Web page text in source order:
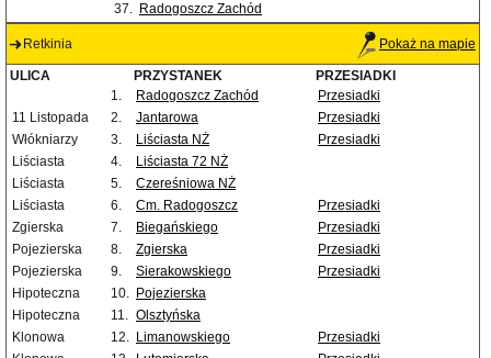
37. Radogoszcz Zachód
Retkinia Pokaż na mapie
ULICA PRZYSTANEK
PRZESIADKI
1.
Radogoszcz Zachód
Przesiadki
11 Listopada
2. Jantarowa
Przesiadki
Włókniarzy
3. Liściasta NŻ
Przesiadki
Liściasta
4.
Liściasta 72 NŻ
Liściasta
5.
Czereśniowa NŻ
Liściasta
6. Cm. Radogoszcz
Przesiadki
Zgierska
7. Biegańskiego
Przesiadki
Pojezierska
8. Zgierska
Przesiadki
Pojezierska
9. Sierakowskiego
Przesiadki
Hipoteczna
10. Pojezierska
Hipoteczna
11. Olsztyńska
Klonowa
12. Limanowskiego
Przesiadki